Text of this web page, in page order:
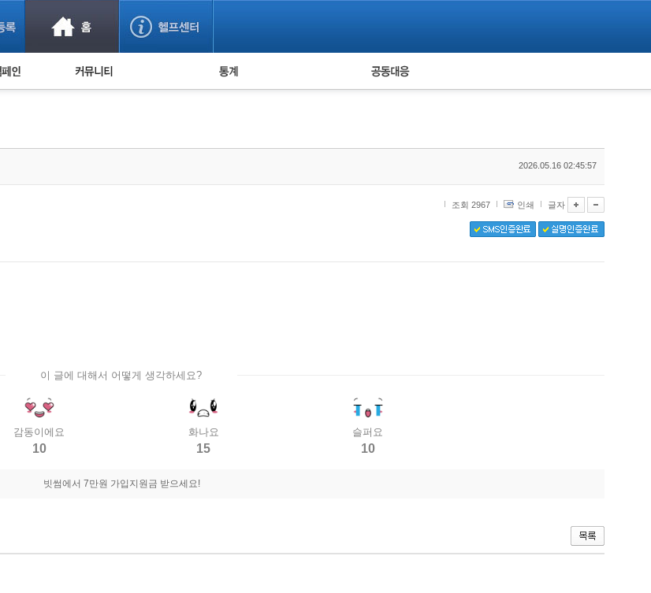
사기 예방했어요! 누적 피해사례 통계 피해자 공동대응
2026.05.16 02:45:57
조회 2967 인쇄 글자
이 글에 대해서 어떻게 생각하세요?
감동이에요
10
화나요
15
슬퍼요
10
빗썸에서 7만원 가입지원금 받으세요!